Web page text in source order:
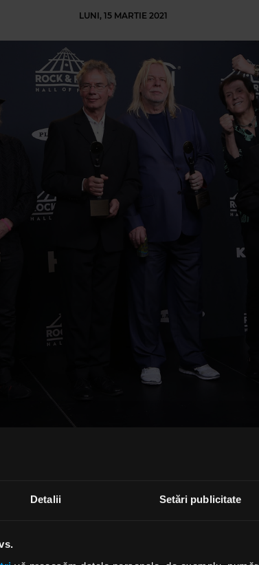
Detalii Setări publicitate
LUNI, 15 MARTIE 2021
Tony Kaye, Trevor Rabin, Chris Squire, Rick
Anniversary Box Set” va cuprinde un DVD cu